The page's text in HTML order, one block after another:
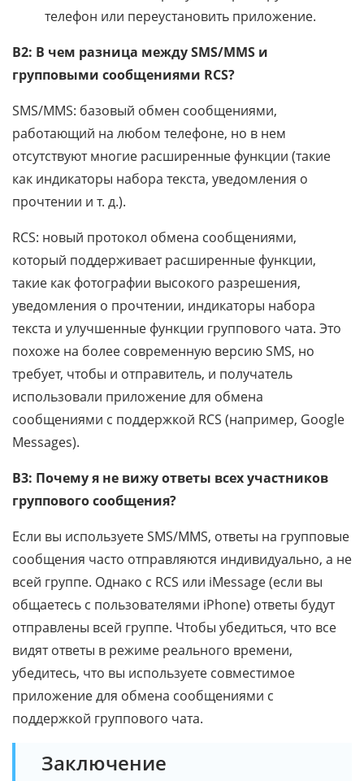
телефон или переустановить приложение.
В2: В чем разница между SMS/MMS и
групповыми сообщениями RCS?
SMS/MMS: базовый обмен сообщениями,
работающий на любом телефоне, но в нем
отсутствуют многие расширенные функции (такие
как индикаторы набора текста, уведомления о
прочтении и т. д.).
RCS: новый протокол обмена сообщениями,
который поддерживает расширенные функции,
такие как фотографии высокого разрешения,
уведомления о прочтении, индикаторы набора
текста и улучшенные функции группового чата. Это
похоже на более современную версию SMS, но
требует, чтобы и отправитель, и получатель
использовали приложение для обмена
сообщениями с поддержкой RCS (например, Google
Messages).
В3: Почему я не вижу ответы всех участников
группового сообщения?
Если вы используете SMS/MMS, ответы на групповые
сообщения часто отправляются индивидуально, а не
всей группе. Однако с RCS или iMessage (если вы
общаетесь с пользователями iPhone) ответы будут
отправлены всей группе. Чтобы убедиться, что все
видят ответы в режиме реального времени,
убедитесь, что вы используете совместимое
приложение для обмена сообщениями с
поддержкой группового чата.
Заключение